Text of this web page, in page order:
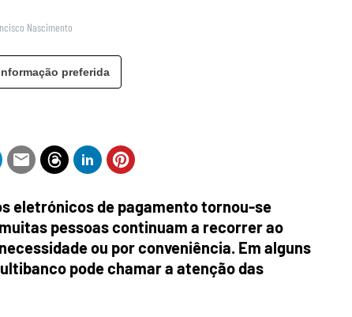
Nascimento
preferida
eletrónicos de pagamento tornou-se
pessoas continuam a recorrer ao
ou por conveniência. Em alguns
pode chamar a atenção das